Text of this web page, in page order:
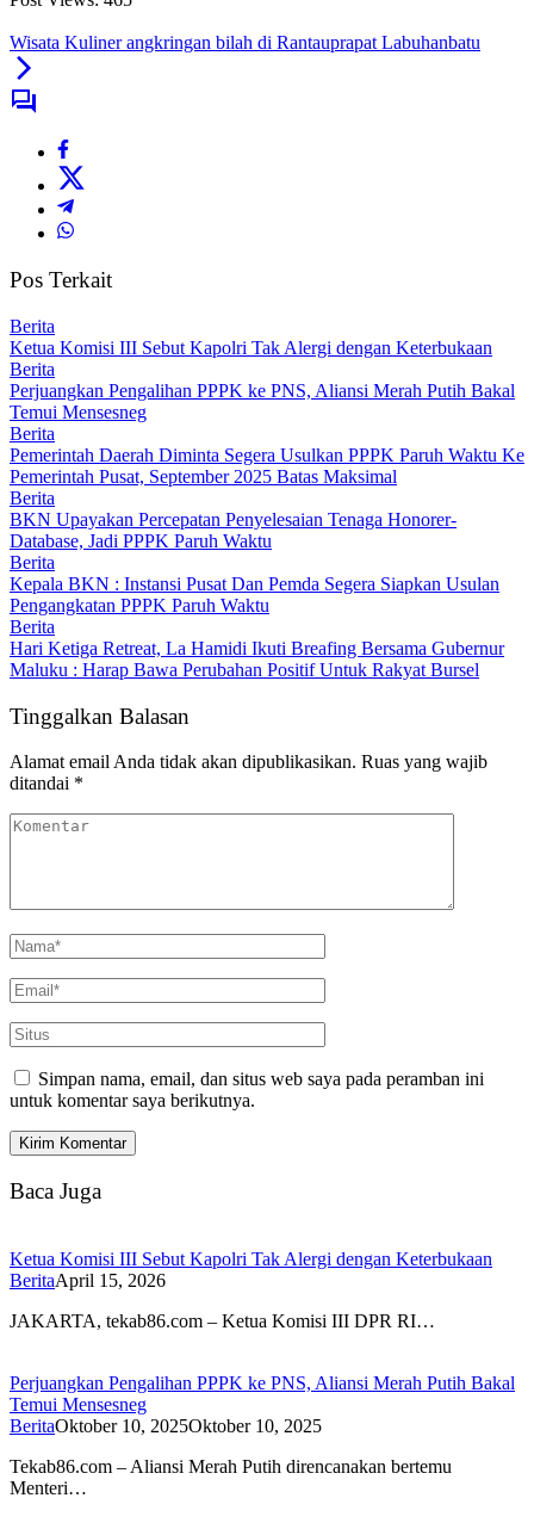
Wisata Kuliner angkringan bilah di Rantauprapat Labuhanbatu
Pos Terkait
Berita
Ketua Komisi III Sebut Kapolri Tak Alergi dengan Keterbukaan
Berita
Perjuangkan Pengalihan PPPK ke PNS, Aliansi Merah Putih Bakal
Temui Mensesneg
Berita
Pemerintah Daerah Diminta Segera Usulkan PPPK Paruh Waktu Ke
Pemerintah Pusat, September 2025 Batas Maksimal
Berita
BKN Upayakan Percepatan Penyelesaian Tenaga Honorer-
Database, Jadi PPPK Paruh Waktu
Berita
Kepala BKN : Instansi Pusat Dan Pemda Segera Siapkan Usulan
Pengangkatan PPPK Paruh Waktu
Berita
Hari Ketiga Retreat, La Hamidi Ikuti Breafing Bersama Gubernur
Maluku : Harap Bawa Perubahan Positif Untuk Rakyat Bursel
Tinggalkan Balasan
Alamat email Anda tidak akan dipublikasikan. Ruas yang wajib
ditandai *
Simpan nama, email, dan situs web saya pada peramban ini
untuk komentar saya berikutnya.
Baca Juga
Ketua Komisi III Sebut Kapolri Tak Alergi dengan Keterbukaan
BeritaApril 15, 2026
JAKARTA, tekab86.com – Ketua Komisi III DPR RI…
Perjuangkan Pengalihan PPPK ke PNS, Aliansi Merah Putih Bakal
Temui Mensesneg
BeritaOktober 10, 2025Oktober 10, 2025
Tekab86.com – Aliansi Merah Putih direncanakan bertemu
Menteri…